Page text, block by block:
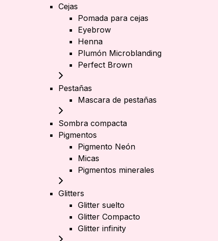
Cejas
Pomada para cejas
Eyebrow
Henna
Plumón Microblanding
Perfect Brown
Pestañas
Mascara de pestañas
Sombra compacta
Pigmentos
Pigmento Neón
Micas
Pigmentos minerales
Glitters
Glitter suelto
Glitter Compacto
Glitter infinity